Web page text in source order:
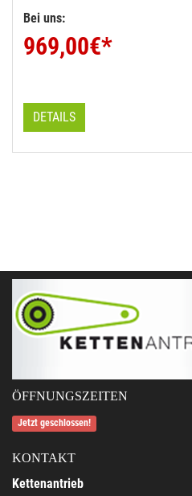
Bei uns:
969,00€*
DETAILS
ÖFFNUNGSZEITEN
Jetzt geschlossen!
KONTAKT
Kettenantrieb